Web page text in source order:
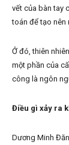
vết của bàn tay
toán để tạo nên
Ở đó, thiên
một phần của
công là ngôn
Điều gì xảy ra
Dương Minh